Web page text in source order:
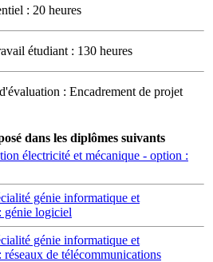
: 20 heures
étudiant : 130 heures
: Encadrement de projet
dans les diplômes suivants
électricité et mécanique - option :
génie informatique et
génie logiciel
génie informatique et
de télécommunications